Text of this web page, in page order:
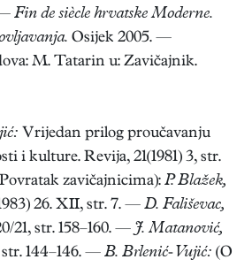
Fin de siècle hrvatske Moderne.
Osijek 2005. —
M. Tatarin u: Zavičajnik.
Vrijedan prilog proučavanju
i kulture. Revija, 21(1981) 3, str.
zavičajnicima): P. Blažek,
26. XII, str. 7. — D. Fališevac,
21, str. 158–160. — J. Matanović,
144–146. — B. Brlenić-Vujić: (O